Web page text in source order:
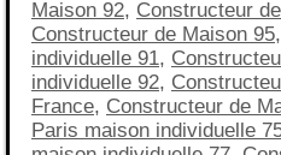
Maison 92, Constructeur
Constructeur de Maison 95,
individuelle 91,
individuelle 92,
France, Constructeur de
Paris maison individuelle